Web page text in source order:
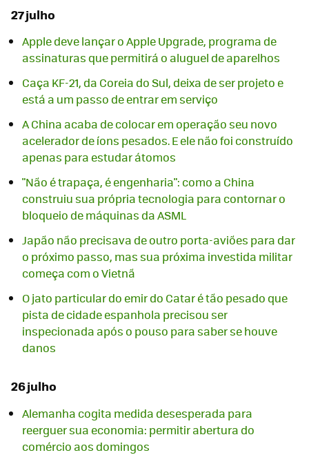
27 julho
Apple deve lançar o Apple Upgrade, programa de
assinaturas que permitirá o aluguel de aparelhos
Caça KF-21, da Coreia do Sul, deixa de ser projeto e
está a um passo de entrar em serviço
A China acaba de colocar em operação seu novo
acelerador de íons pesados. E ele não foi construído
apenas para estudar átomos
"Não é trapaça, é engenharia": como a China
construiu sua própria tecnologia para contornar o
bloqueio de máquinas da ASML
Japão não precisava de outro porta-aviões para dar
o próximo passo, mas sua próxima investida militar
começa com o Vietnã
O jato particular do emir do Catar é tão pesado que
pista de cidade espanhola precisou ser
inspecionada após o pouso para saber se houve
danos
26 julho
Alemanha cogita medida desesperada para
reerguer sua economia: permitir abertura do
comércio aos domingos